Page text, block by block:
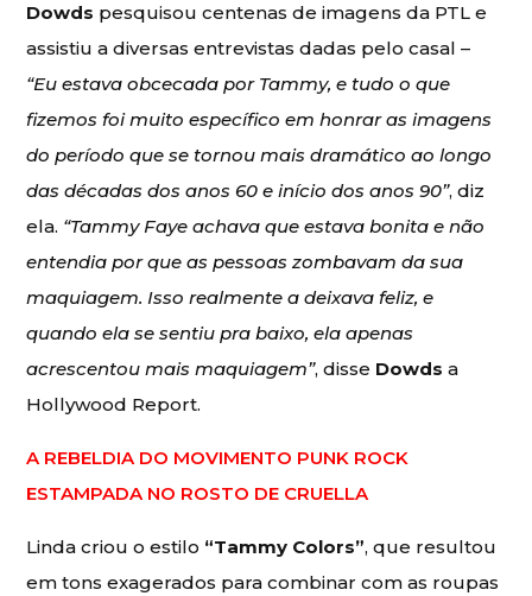
Dowds pesquisou centenas de imagens da PTL e
assistiu a diversas entrevistas dadas pelo casal –
“Eu estava obcecada por Tammy, e tudo o que
fizemos foi muito específico em honrar as imagens
do período que se tornou mais dramático ao longo
das décadas dos anos 60 e início dos anos 90”, diz
ela. “Tammy Faye achava que estava bonita e não
entendia por que as pessoas zombavam da sua
maquiagem. Isso realmente a deixava feliz, e
quando ela se sentiu pra baixo, ela apenas
acrescentou mais maquiagem”, disse Dowds a
Hollywood Report.
A REBELDIA DO MOVIMENTO PUNK ROCK
ESTAMPADA NO ROSTO DE CRUELLA
Linda criou o estilo “Tammy Colors”, que resultou
em tons exagerados para combinar com as roupas